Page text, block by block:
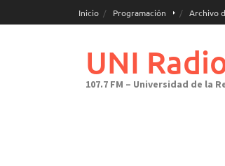
al
Inicio Programación Archivo
UNI
107.7 FM – Universidad de la